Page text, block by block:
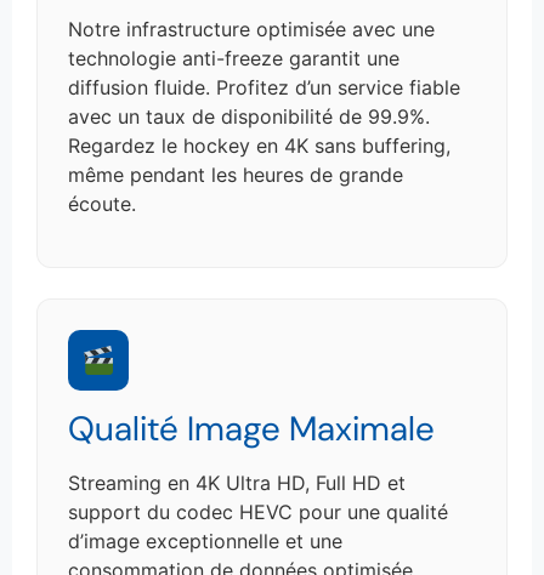
Notre infrastructure optimisée avec une
technologie anti-freeze garantit une
diffusion fluide. Profitez d’un service fiable
avec un taux de disponibilité de 99.9%.
Regardez le hockey en 4K sans buffering,
même pendant les heures de grande
écoute.
Qualité Image Maximale
Streaming en 4K Ultra HD, Full HD et
support du codec HEVC pour une qualité
d’image exceptionnelle et une
consommation de données optimisée.